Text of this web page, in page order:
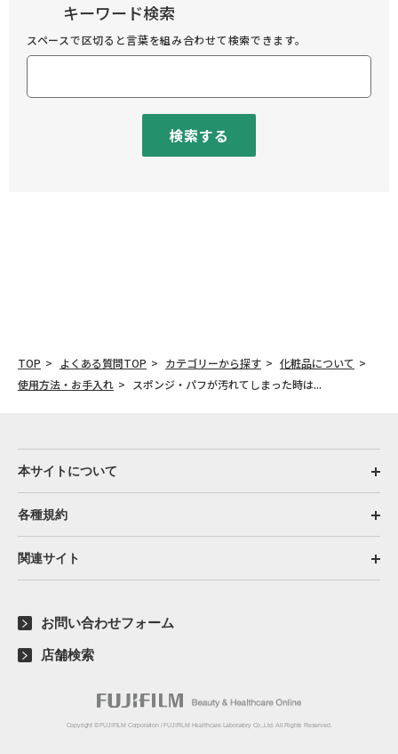
キーワード検索
スペースで区切ると言葉を組み合わせて検索できます。
検索する
TOP よくある質問TOP カテゴリーから探す
化粧品について
使用方法・お手入れ
スポンジ・パフが汚れてしまった時は...
本サイトについて
各種規約
関連サイト
お問い合わせフォーム
店舗検索
Copyright © FUJIFILM Corporation / FUJIFILM Healthcare Laboratory Co.,Ltd. All Rights Reserved.